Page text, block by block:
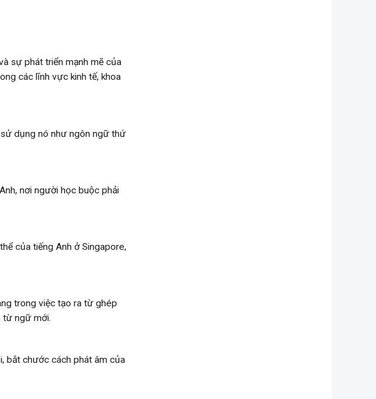
sự phát triển mạnh mẽ của
các lĩnh vực kinh tế, khoa
dụng nó như ngôn ngữ thứ
nơi người học buộc phải
của tiếng Anh ở Singapore,
trong việc tạo ra từ ghép
từ ngữ mới.
bắt chước cách phát âm của